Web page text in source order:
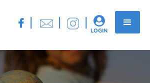
 | | | 
LOGIN